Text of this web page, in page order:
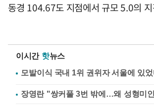
동경 104.67도 지점에서 규모 5.0의
이시간 핫뉴스
장영란 "쌍커풀 3번 밖에…왜 성형미